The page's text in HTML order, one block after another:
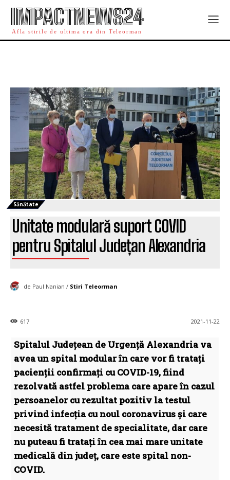
IMPACTNEWS24
Afla stirile de ultima ora din Teleorman
Sănătate
Unitate modulară suport COVID
pentru Spitalul Județan Alexandria
de Paul Nanian / Stiri Teleorman
2021-11-22
617
Spitalul Județean de Urgență Alexandria va
avea un spital modular în care vor fi tratați
pacienții confirmați cu COVID-19, fiind
rezolvată astfel problema care apare în cazul
persoanelor cu rezultat pozitiv la testul
privind infecția cu noul coronavirus și care
necesită tratament de specialitate, dar care
nu puteau fi tratați în cea mai mare unitate
medicală din județ, care este spital non-
COVID.